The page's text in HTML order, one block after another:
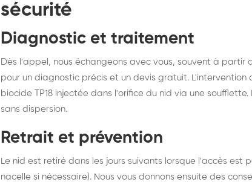
sécurité
Diagnostic et traitement
Dès l'appel, nous échangeons avec vous, souvent à partir
pour un diagnostic précis et un devis gratuit.
biocide TP18 injectée dans l'orifice du nid via une
sans dispersion.
Retrait et prévention
Le nid est retiré dans les jours suivants lorsque l'accès est
nacelle si nécessaire). Nous vous donnons ensuite des